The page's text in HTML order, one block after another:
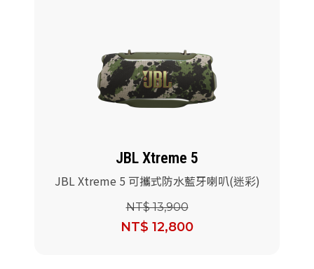
搜尋
JBL Xtreme 5
JBL Xtreme 5 可攜式防水藍牙喇叭(迷彩)
NT$ 13,900
NT$ 12,800